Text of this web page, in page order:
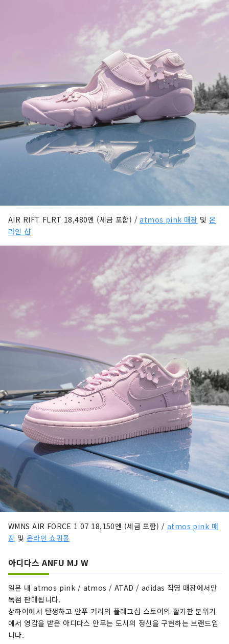
AIR RIFT FLRT 18,480엔 (세금 포함) /atmos pink 매장 및온
라인 샵
WMNS AIR FORCE 1 07 18,150엔 (세금 포함) / atmos pink 매
장 및 온라인 쇼핑몰
아디다스 ANFU MJ W
일본 내 atmos pink / atmos / ATAD / adidas 직영 매장에서만
독점 판매됩니다.
상하이에서 탄생하고 안푸 거리의 플래그십 스토어의 활기찬 분위기
에서 영감을 받은 아디다스 안푸는 도시의 정신을 구현하는 브랜드입
니다.